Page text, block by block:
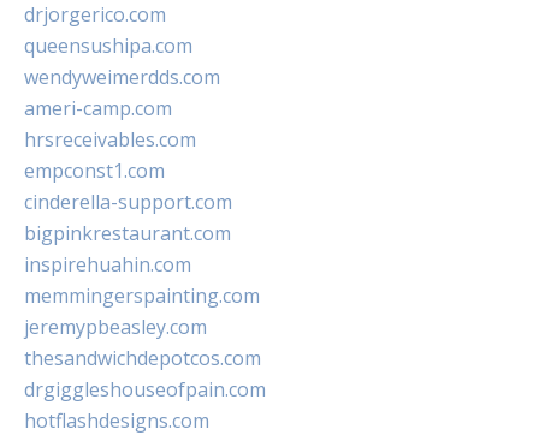
drjorgerico.com
queensushipa.com
wendyweimerdds.com
ameri-camp.com
hrsreceivables.com
empconst1.com
cinderella-support.com
bigpinkrestaurant.com
inspirehuahin.com
memmingerspainting.com
jeremypbeasley.com
thesandwichdepotcos.com
drgiggleshouseofpain.com
hotflashdesigns.com